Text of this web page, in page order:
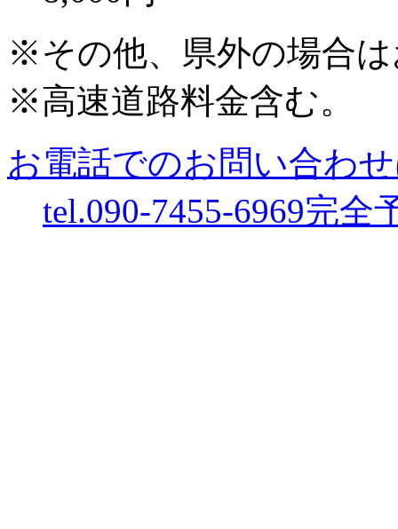
※その他、県外の場合
※高速道路料金含む。
お電話でのお問い合わ
tel.090-7455-6969完全